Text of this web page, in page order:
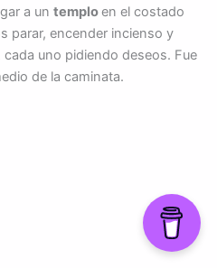
a un temploen el costado
parar, encender incienso y
uno pidiendo deseos. Fue
de la caminata.